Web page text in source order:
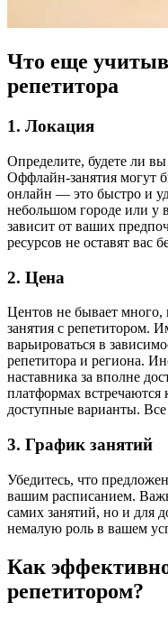
Что еще
репетитора
1. Локация
Определите, будете ли
Оффлайн-занятия могут
онлайн — это быстро и
небольшом городе или у
зависит от ваших
ресурсов не оставят вас
2. Цена
Центов не бывает много,
занятия с репетитором.
варьироваться в
репетитора и региона.
наставника за вполне
платформах встречаются
доступные варианты.
3. График занятий
Убедитесь, что
вашим расписанием.
самих занятий, но и для
немалую роль в вашем
Как
репетитором?